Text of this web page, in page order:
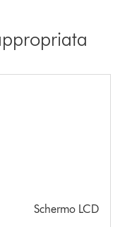
Schermo LCD